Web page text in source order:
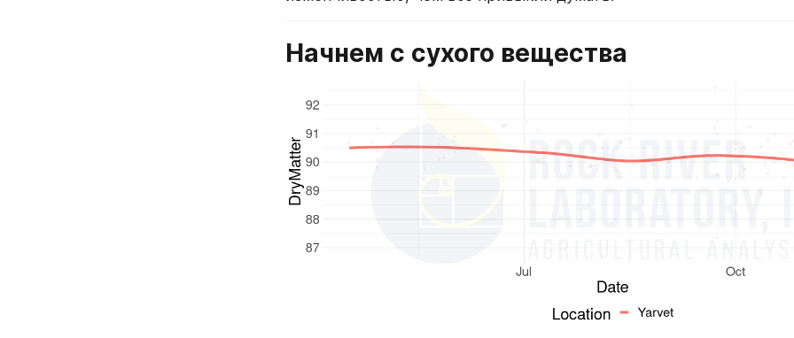
Начнем с сухого вещества